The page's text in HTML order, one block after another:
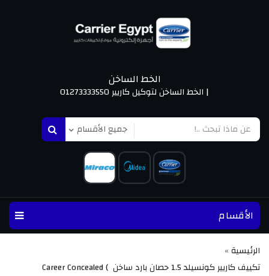
الخط الساخن
| الخط الساخن لتوكيل كاريير 01273333550
الأقسام
الرئيسية »
تكييف كاريير كونسيلد 1.5 حصان بارد ساخن Career Concealed (